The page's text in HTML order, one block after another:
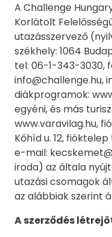
A Challenge
Korlátolt
utazásszervező
székhely: 1064
tel: 06-1-343-3030,
info@challenge.hu,
diákprogramok:
egyéni, és más
www.varavilag.hu,
Kőhíd u. 12,
e-mail:
iroda) az általa
utazási csomagok
az alábbiak szerint
A szerződés